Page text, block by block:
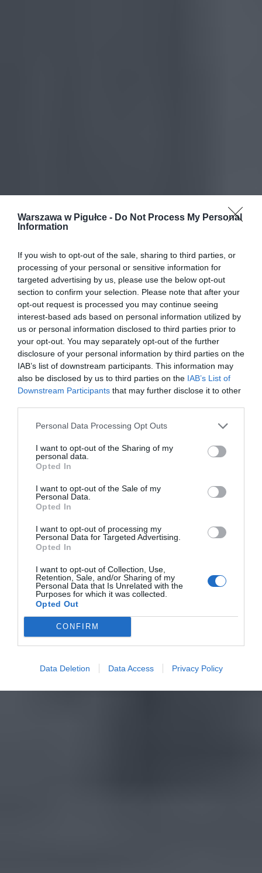
Warszawa w Pigułce - Do Not Process My Personal
Information
If you wish to opt-out of the sale, sharing to third parties, or
processing of your personal or sensitive information for
targeted advertising by us, please use the below opt-out
section to confirm your selection. Please note that after your
opt-out request is processed you may continue seeing
interest-based ads based on personal information utilized by
us or personal information disclosed to third parties prior to
your opt-out. You may separately opt-out of the further
disclosure of your personal information by third parties on the
IAB’s list of downstream participants. This information may
also be disclosed by us to third parties on the IAB’s List of
Downstream Participants that may further disclose it to other
Personal Data Processing Opt Outs
I want to opt-out of the Sharing of my
personal data.
Opted In
I want to opt-out of the Sale of my
Personal Data.
Opted In
I want to opt-out of processing my
Personal Data for Targeted Advertising.
Opted In
I want to opt-out of Collection, Use,
Retention, Sale, and/or Sharing of my
Personal Data that Is Unrelated with the
Purposes for which it was collected.
Opted Out
CONFIRM
Data Deletion Data Access Privacy Policy